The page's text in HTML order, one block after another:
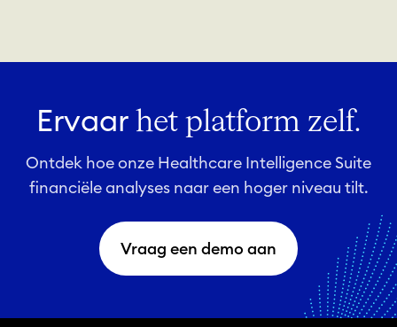
Ervaar het platform zelf.
Ontdek hoe onze Healthcare Intelligence Suite
financiële analyses naar een hoger niveau tilt.
Vraag een demo aan